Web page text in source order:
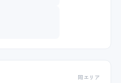
同エリア